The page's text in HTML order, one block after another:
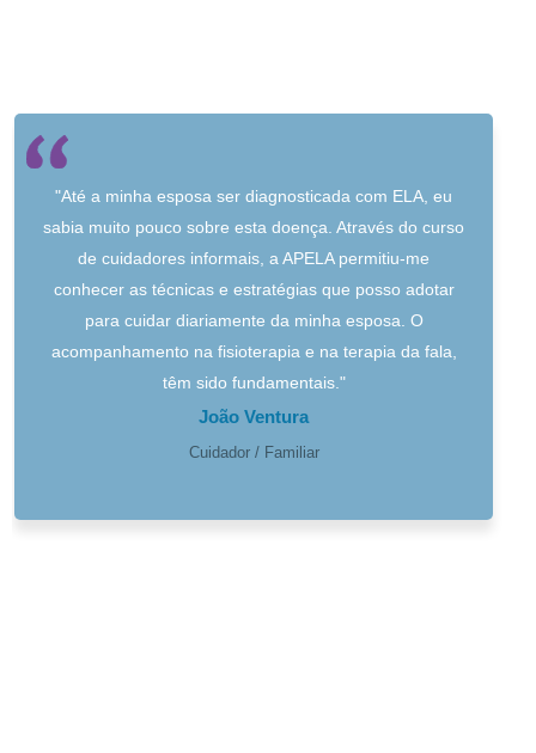
"Até a minha esposa ser diagnosticada com ELA, eu
sabia muito pouco sobre esta doença. Através do curso
de cuidadores informais, a APELA permitiu-me
conhecer as técnicas e estratégias que posso adotar
para cuidar diariamente da minha esposa. O
acompanhamento na fisioterapia e na terapia da fala,
têm sido fundamentais."
João Ventura
Cuidador / Familiar